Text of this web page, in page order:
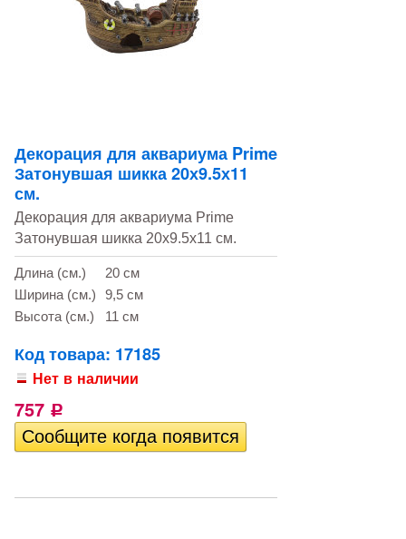
Декорация для аквариума Prime
Затонувшая шикка 20х9.5х11
см.
Декорация для аквариума Prime
Затонувшая шикка 20х9.5х11 см.
Длина (см.)
20 см
Ширина (см.)
9,5 см
Высота (см.)
11 см
Код товара: 17185
Нет в наличии
757 Р